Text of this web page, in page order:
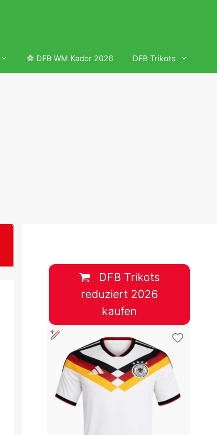
&
&
Tabelle
⚽ DFB WM Kader 2026 DFB Trikots
DFB Trikots
reduziert 2026
kaufen